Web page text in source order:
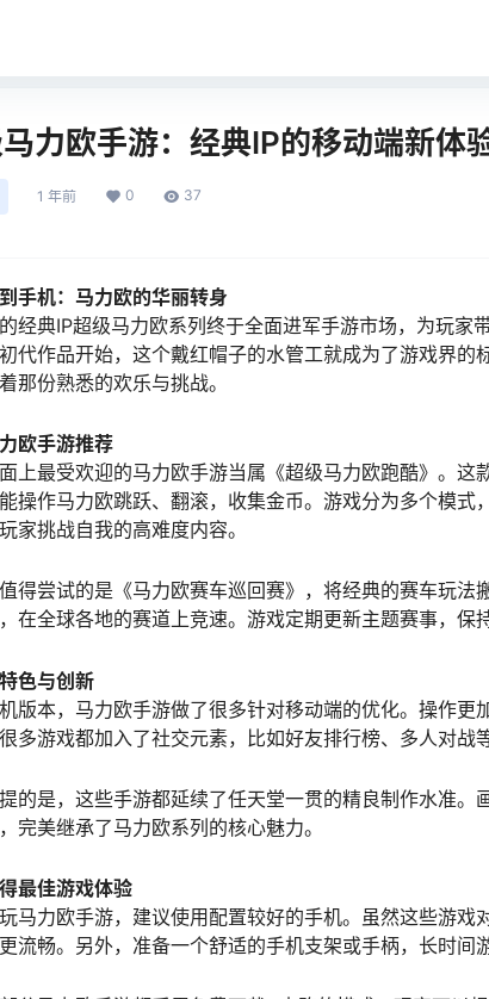
力欧手游：经典IP的移动端新体
1 年前 0 37
手机：马力欧的华丽转身
经典IP超级马力欧系列终于全面进军手游市场，为玩家
代作品开始，这个戴红帽子的水管工就成为了游戏界的
那份熟悉的欢乐与挑战。
欧手游推荐
上最受欢迎的马力欧手游当属《超级马力欧跑酷》。这
操作马力欧跳跃、翻滚，收集金币。游戏分为多个模式
家挑战自我的高难度内容。
得尝试的是《马力欧赛车巡回赛》，将经典的赛车玩法
在全球各地的赛道上竞速。游戏定期更新主题赛事，保
色与创新
版本，马力欧手游做了很多针对移动端的优化。操作更
多游戏都加入了社交元素，比如好友排行榜、多人对战
的是，这些手游都延续了任天堂一贯的精良制作水准。
完美继承了马力欧系列的核心魅力。
最佳游戏体验
马力欧手游，建议使用配置较好的手机。虽然这些游戏
流畅。另外，准备一个舒适的手机支架或手柄，长时间